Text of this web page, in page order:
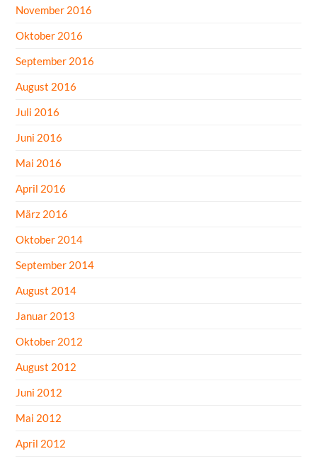
November 2016
Oktober 2016
September 2016
August 2016
Juli 2016
Juni 2016
Mai 2016
April 2016
März 2016
Oktober 2014
September 2014
August 2014
Januar 2013
Oktober 2012
August 2012
Juni 2012
Mai 2012
April 2012